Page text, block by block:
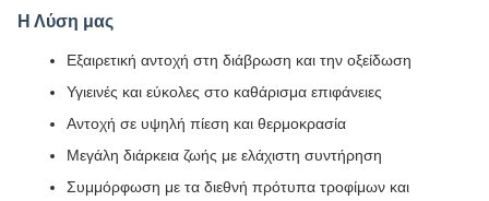
Η Λύση μας
Εξαιρετική αντοχή στη διάβρωση και την οξείδωση
Υγιεινές και εύκολες στο καθάρισμα επιφάνειες
Αντοχή σε υψηλή πίεση και θερμοκρασία
Μεγάλη διάρκεια ζωής με ελάχιστη συντήρηση
Συμμόρφωση με τα διεθνή πρότυπα τροφίμων και